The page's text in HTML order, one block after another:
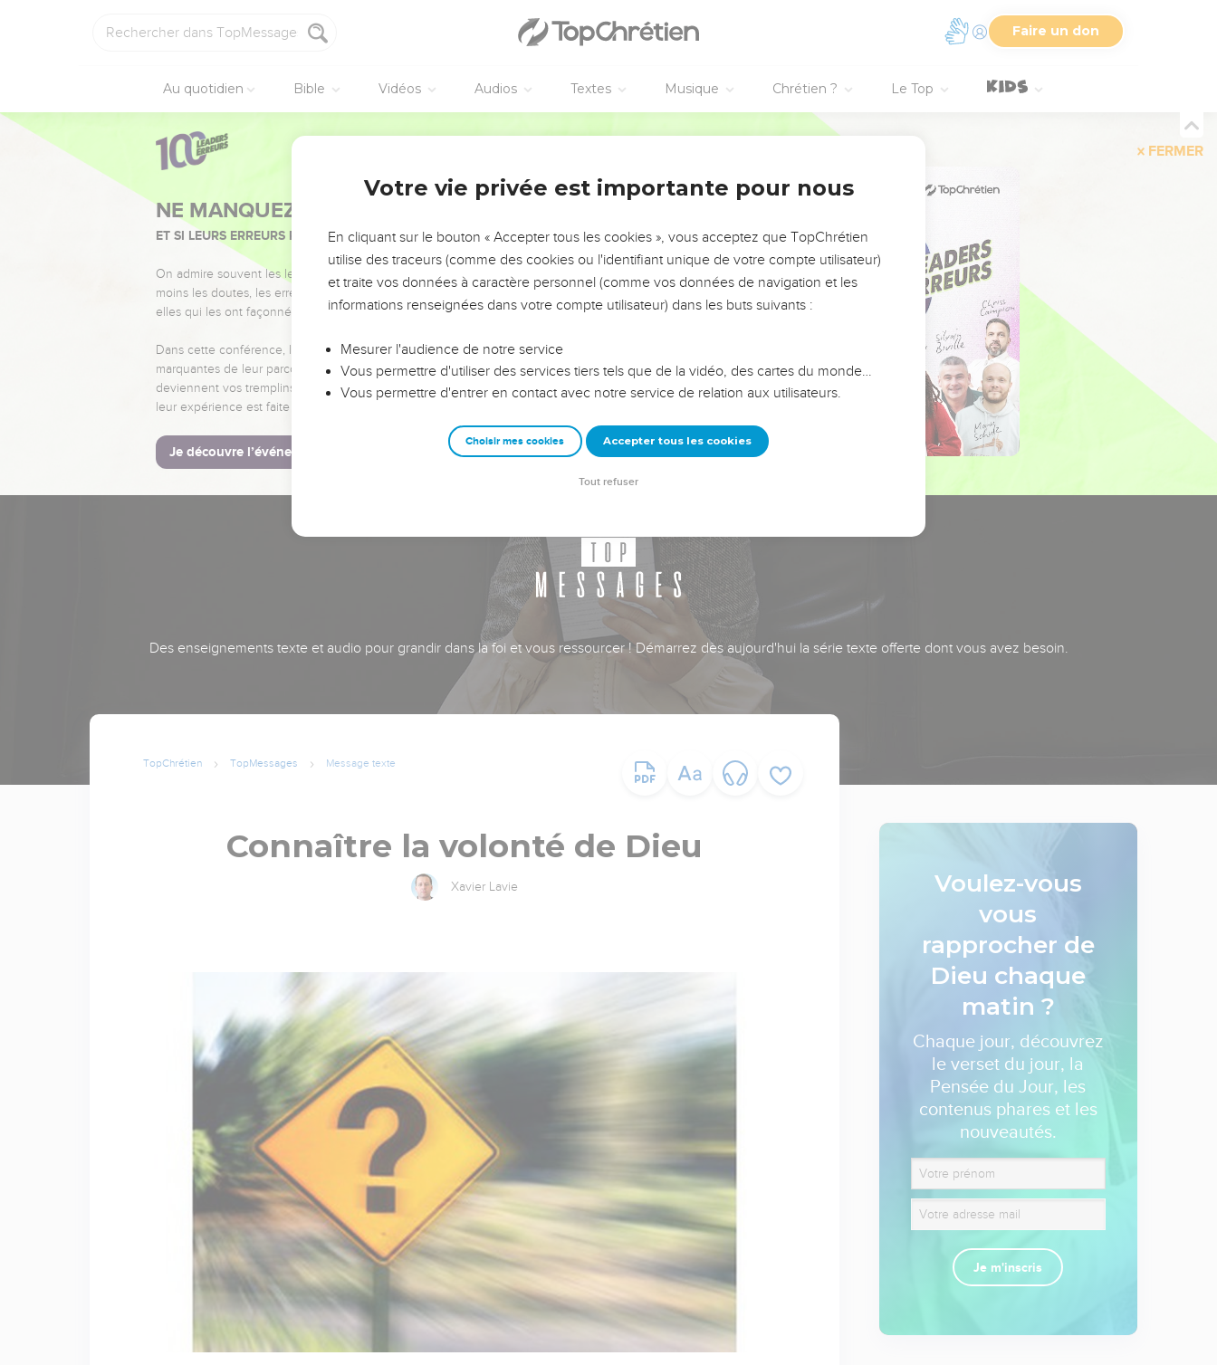
Faire un don
Au quotidien Bible Vidéos Audios Textes Musique Chrétien ? Le Top
FERMER
NE MANQUEZ PAS L’ÉVÉNEMENT DE L’ANNÉE !
ET SI LEURS ERREURS POUVAIENT VOUS ÉVITER LES VOTRES ?
On admire souvent les leaders pour leurs réussites, leur impact, leur foi ou leur vision. Mais on voit
moins les doutes, les erreurs et les saisons difficiles qu'ils ont traversés, alors même que ce sont
elles qui les ont façonnés.
Dans cette conférence, leaders, entrepreneurs, et responsables reviennent sur les erreurs
marquantes de leur parcours et les clés pour avancer avec plus de sagesse afin que leurs erreurs
deviennent vos tremplins. Que vous guidiez un ministère, une équipe, un groupe ou une famille,
leur expérience est faite pour vous.
Je découvre l’événement
Des enseignements texte et audio pour grandir dans la foi et vous ressourcer ! Démarrez dès aujourd'hui la série texte offerte dont vous avez besoin.
TopChrétien TopMessages Message texte
Connaître la volonté de Dieu
Xavier Lavie
Voulez-vous
vous
rapprocher de
Dieu chaque
matin ?
Chaque jour, découvrez
le verset du jour, la
Pensée du Jour, les
contenus phares et les
nouveautés.
Je m'inscris
Votre vie privée est importante pour nous
En cliquant sur le bouton « Accepter tous les cookies », vous acceptez que TopChrétien
utilise des traceurs (comme des cookies ou l'identifiant unique de votre compte utilisateur)
et traite vos données à caractère personnel (comme vos données de navigation et les
informations renseignées dans votre compte utilisateur) dans les buts suivants :
Mesurer l'audience de notre service
Vous permettre d'utiliser des services tiers tels que de la vidéo, des cartes du monde…
Vous permettre d'entrer en contact avec notre service de relation aux utilisateurs.
Choisir mes cookies Accepter tous les cookies
Tout refuser